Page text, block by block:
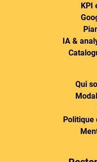
KPI
IA &
Qui
Politique